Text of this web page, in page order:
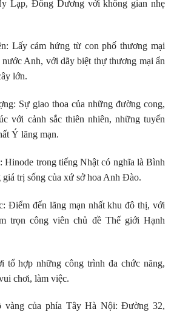
Lạp, Đông Dương với không gian nhẹ
Lấy cảm hứng từ con phố thương mại
nước Anh, với dãy biệt thự thương mại ẩn
lớn.
Sự giao thoa của những đường cong,
với cảnh sắc thiên nhiên, những tuyến
Ý lãng mạn.
Hinode trong tiếng Nhật có nghĩa là Bình
trị sống của xứ sở hoa Anh Đào.
Điểm đến lãng mạn nhất khu đô thị, với
trọn công viên chủ đề Thế giới Hạnh
tổ hợp những công trình đa chức năng,
chơi, làm việc.
vàng của phía Tây Hà Nội: Đường 32,